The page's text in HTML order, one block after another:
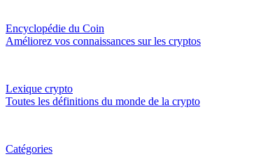
Encyclopédie du Coin
Améliorez vos connaissances sur les cryptos
Lexique crypto
Toutes les définitions du monde de la crypto
Catégories